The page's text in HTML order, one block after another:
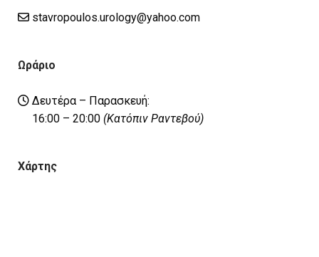
stavropoulos.urology@yahoo.com
Ωράριο
Δευτέρα – Παρασκευή:
16:00 – 20:00 (Κατόπιν Ραντεβού)
Χάρτης